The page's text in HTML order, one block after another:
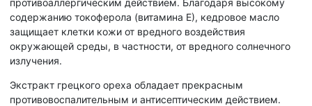
содержанию токоферола (витамина Е), кедровое масло
защищает клетки кожи от вредного воздействия
окружающей среды, в частности, от вредного солнечного
излучения.
Экстракт грецкого ореха обладает прекрасным
противовоспалительным и антисептическим действием.